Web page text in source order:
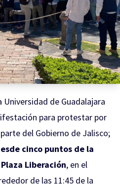
Universidad de Guadalajara
para protestar por
del Gobierno de Jalisco;
cinco puntos de la
Liberación, en el
de las 11:45 de la